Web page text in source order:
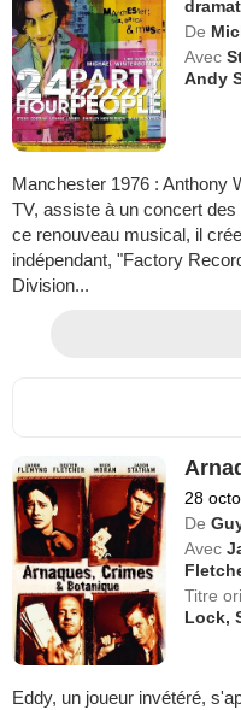
De
Avec
Andy
Manchester 1976 : Anthony
TV, assiste à un concert
ce renouveau musical, il
indépendant, "Factory
Division...
28
De
Avec
Titre
Lock,
Eddy, un joueur invétéré,